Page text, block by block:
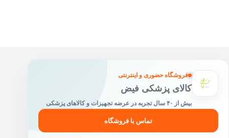
فروشگاه حضوری و اینترنتی
کالای پزشکی فیض
بیش از ۴۰ سال تجربه در عرضه تجهیزات و کالاهای پزشکی
تماس با فروشگاه